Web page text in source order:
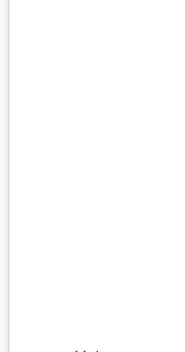
aussi une grande
direct et centres
gastronomie